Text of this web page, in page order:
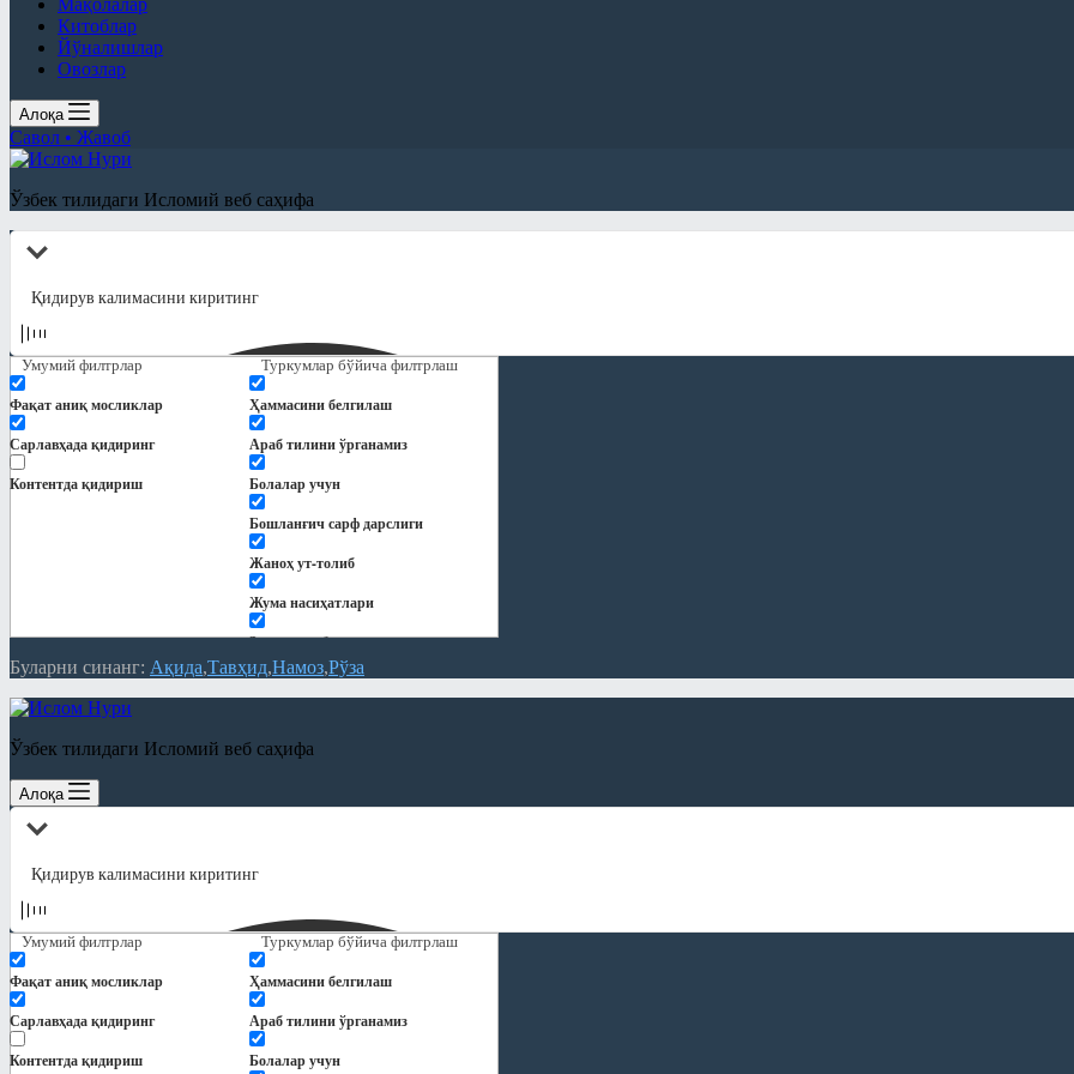
Мақолалар
Китоблар
Йўналишлар
Овозлар
Алоқа
Савол • Жавоб
Ўзбек тилидаги Исломий веб саҳифа
Умумий филтрлар
Фақат аниқ мосликлар
Сарлавҳада қидиринг
Контентда қидириш
Туркумлар бўйича филтрлаш
Ҳаммасини белгилаш
Араб тилини ўрганамиз
Болалар учун
Бошланғич сарф дарслиги
Жаноҳ ут-толиб
Жума насиҳатлари
Закот китоби
Китоблар
Қуръон тафсири
Ақида
Замонавий мавзулар
Намоз
Никоҳ ва оила
Панд-насиҳат
Буларни синанг: Ақида Тавҳид Намоз Рўза
Ўзбек тилидаги Исломий веб саҳифа
Алоқа
Умумий филтрлар
Фақат аниқ мосликлар
Сарлавҳада қидиринг
Контентда қидириш
Туркумлар бўйича филтрлаш
Ҳаммасини белгилаш
Араб тилини ўрганамиз
Болалар учун